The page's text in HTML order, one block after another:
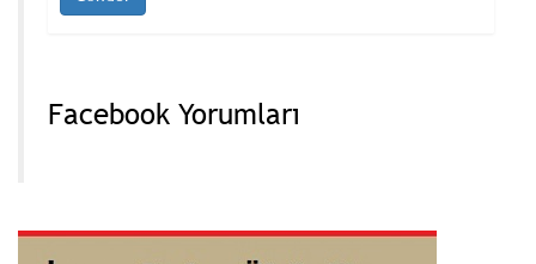
Facebook Yorumları